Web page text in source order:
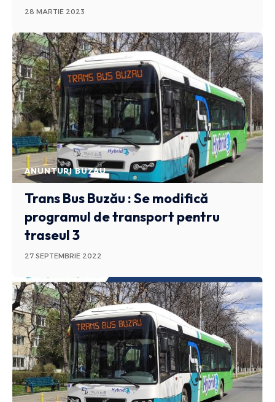
28 MARTIE 2023
ANUNTURI BUZAU
Trans Bus Buzău : Se modifică
programul de transport pentru
traseul 3
27 SEPTEMBRIE 2022